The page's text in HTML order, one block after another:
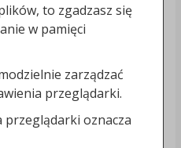
to zgadzasz się
w pamięci
zarządzać
przeglądarki.
oznacza